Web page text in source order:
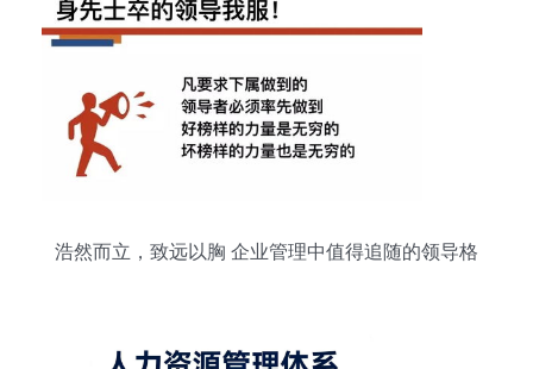
浩然而立，致远以胸 企业管理中值得追随的领导格